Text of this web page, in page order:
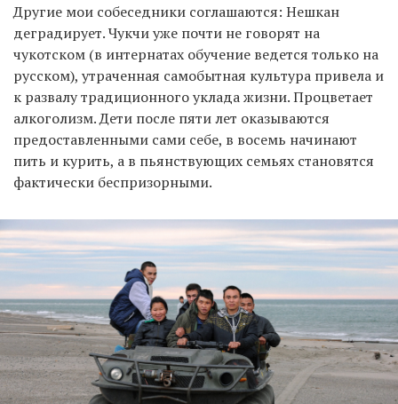
Другие мои собеседники соглашаются: Нешкан
деградирует. Чукчи уже почти не говорят на
чукотском (в интернатах обучение ведется только на
русском), утраченная самобытная культура привела и
к развалу традиционного уклада жизни. Процветает
алкоголизм. Дети после пяти лет оказываются
предоставленными сами себе, в восемь начинают
пить и курить, а в пьянствующих семьях становятся
фактически беспризорными.